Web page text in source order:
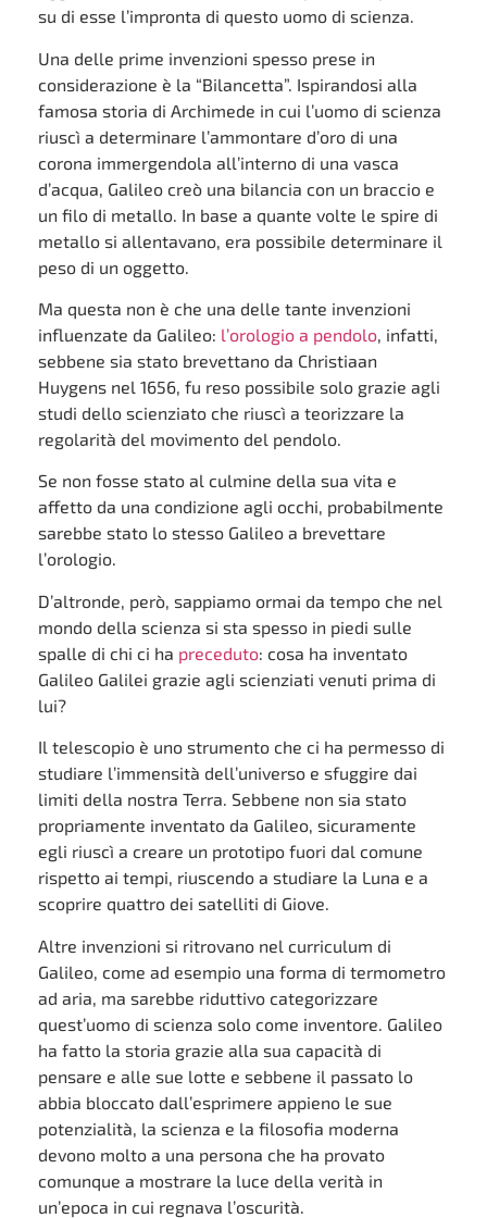
su di esse l’impronta di questo uomo di scienza.
Una delle prime invenzioni spesso prese in
considerazione è la “Bilancetta”. Ispirandosi alla
famosa storia di Archimede in cui l’uomo di scienza
riuscì a determinare l’ammontare d’oro di una
corona immergendola all’interno di una vasca
d’acqua, Galileo creò una bilancia con un braccio e
un filo di metallo. In base a quante volte le spire di
metallo si allentavano, era possibile determinare il
peso di un oggetto.
Ma questa non è che una delle tante invenzioni
influenzate da Galileo: l’orologio a pendolo, infatti,
sebbene sia stato brevettano da Christiaan
Huygens nel 1656, fu reso possibile solo grazie agli
studi dello scienziato che riuscì a teorizzare la
regolarità del movimento del pendolo.
Se non fosse stato al culmine della sua vita e
affetto da una condizione agli occhi, probabilmente
sarebbe stato lo stesso Galileo a brevettare
l’orologio.
D’altronde, però, sappiamo ormai da tempo che nel
mondo della scienza si sta spesso in piedi sulle
spalle di chi ci ha preceduto: cosa ha inventato
Galileo Galilei grazie agli scienziati venuti prima di
lui?
Il telescopio è uno strumento che ci ha permesso di
studiare l’immensità dell’universo e sfuggire dai
limiti della nostra Terra. Sebbene non sia stato
propriamente inventato da Galileo, sicuramente
egli riuscì a creare un prototipo fuori dal comune
rispetto ai tempi, riuscendo a studiare la Luna e a
scoprire quattro dei satelliti di Giove.
Altre invenzioni si ritrovano nel curriculum di
Galileo, come ad esempio una forma di termometro
ad aria, ma sarebbe riduttivo categorizzare
quest’uomo di scienza solo come inventore. Galileo
ha fatto la storia grazie alla sua capacità di
pensare e alle sue lotte e sebbene il passato lo
abbia bloccato dall’esprimere appieno le sue
potenzialità, la scienza e la filosofia moderna
devono molto a una persona che ha provato
comunque a mostrare la luce della verità in
un’epoca in cui regnava l’oscurità.